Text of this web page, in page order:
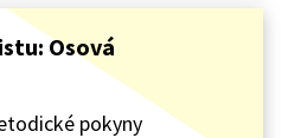
Osová
pokyny